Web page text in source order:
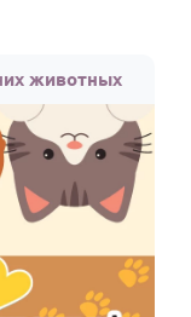
животных